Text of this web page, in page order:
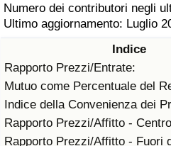
Numero dei contributori negli
Ultimo aggiornamento: Luglio
Indice
Rapporto Prezzi/Entrate:
Mutuo come Percentuale del
Indice della Convenienza dei
Rapporto Prezzi/Affitto -
Rapporto Prezzi/Affitto - Fuori
Inquinamento
Indice dell’Inquinamento
Indice di inquinamento
Indice dell’Inquinamento per